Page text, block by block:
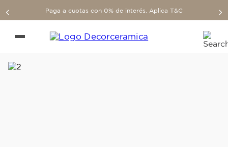
Paga a cuotas con 0% de interés. Aplica T&C